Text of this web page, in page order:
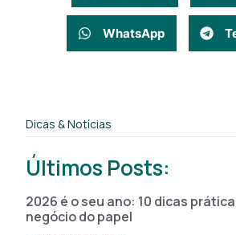
WhatsApp
Dicas & Notícias
Últimos Posts:
2026 é o seu ano: 10 dicas
negócio do papel